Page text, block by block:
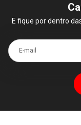
E fique por dentro
E-mail